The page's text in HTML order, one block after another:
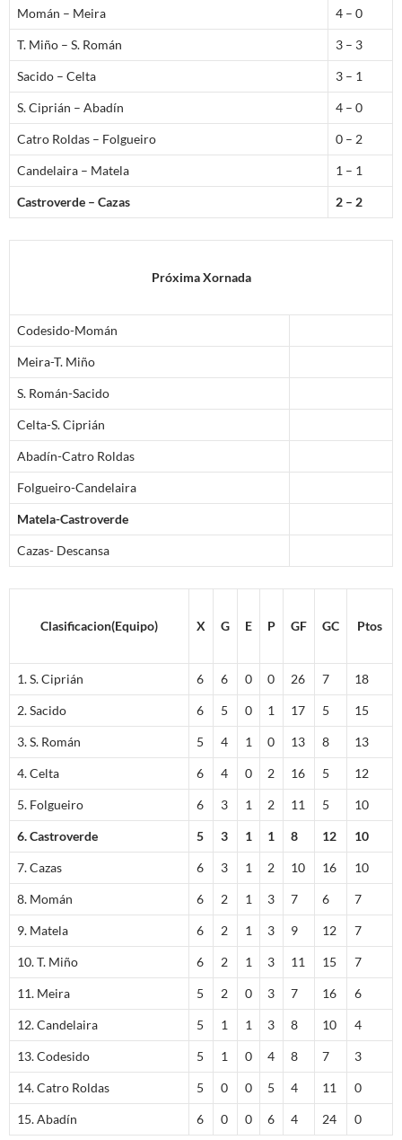
Momán – Meira 4 – 0
T. Miño – S. Román 3 – 3
Sacido – Celta 3 – 1
S. Ciprián – Abadín 4 – 0
Catro Roldas – Folgueiro 0 – 2
Candelaira – Matela 1 – 1
Castroverde – Cazas 2 – 2
Próxima Xornada
Codesido-Momán
Meira-T. Miño
S. Román-Sacido
Celta-S. Ciprián
Abadín-Catro Roldas
Folgueiro-Candelaira
Matela-Castroverde
Cazas- Descansa
Clasificacion(Equipo) X G E P GF GC Ptos
1. S. Ciprián 6 6 0 0 26 7 18
2. Sacido 6 5 0 1 17 5 15
3. S. Román 5 4 1 0 13 8 13
4. Celta 6 4 0 2 16 5 12
5. Folgueiro 6 3 1 2 11 5 10
6. Castroverde 5 3 1 1 8 12 10
7. Cazas 6 3 1 2 10 16 10
8. Momán 6 2 1 3 7 6 7
9. Matela 6 2 1 3 9 12 7
10. T. Miño 6 2 1 3 11 15 7
11. Meira 5 2 0 3 7 16 6
12. Candelaira 5 1 1 3 8 10 4
13. Codesido 5 1 0 4 8 7 3
14. Catro Roldas 5 0 0 5 4 11 0
15. Abadín 6 0 0 6 4 24 0